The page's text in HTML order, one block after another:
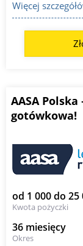
Więcej
AASA
gotówkowa!
od 1 000 do 25
Kwota pożyczki
36 miesięcy
Okres